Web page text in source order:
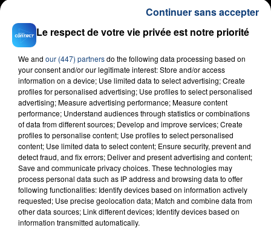
FIL D'ACTU
Le respect de votre vie privée est notre priorité
We and our (447) partnersdo the following data processing based on
your consent and/or our legitimate interest: Store and/or access
information on a device; Use limited data to select advertising; Create
profiles for personalised advertising; Use profiles to select personalised
advertising; Measure advertising performance; Measure content
performance; Understand audiences through statistics or combinations
of data from different sources; Develop and improve services; Create
profiles to personalise content; Use profiles to select personalised
content; Use limited data to select content; Ensure security, prevent and
detect fraud, and fix errors; Deliver and present advertising and content;
Save and communicate privacy choices. These technologies may
process personal data such as IP address and browsing data to offer
following functionalities: Identify devices based on information actively
requested; Use precise geolocation data; Match and combine data from
other data sources; Link different devices; Identify devices based on
information transmitted automatically.
Continuer sans accepter